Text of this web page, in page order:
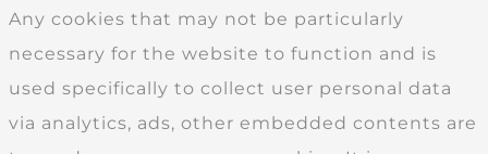
Any cookies that may not be particularly
necessary for the website to function and is
used specifically to collect user personal data
via analytics, ads, other embedded contents are